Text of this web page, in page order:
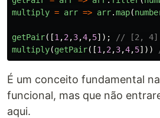
multiply = arr => arr.map(
getPair([1 ,2 ,3,4,5]);
// [2, 4]
multiply(getPair([1 ,2 ,3,4,5]))
É um conceito fundamental
funcional, mas que não
aqui.